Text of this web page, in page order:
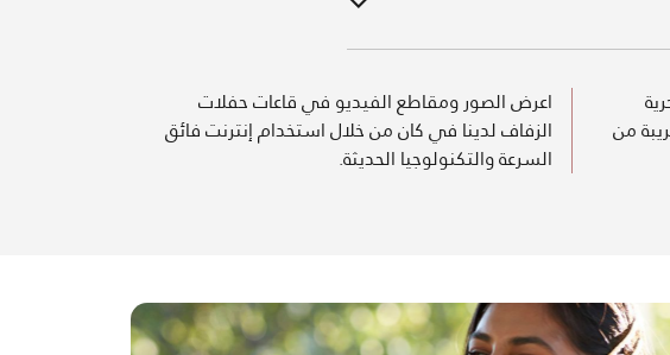
من
اعرض الصور ومقاطع الفيديو في قاعات حفلات
الزفاف لدينا في كان من خلال استخدام إنترنت فائق
السرعة والتكنولوجيا الحديثة.